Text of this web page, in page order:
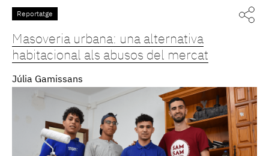
Reportatge
Masoveria urbana: una alternativa
habitacional als abusos del mercat
Júlia Gamissans